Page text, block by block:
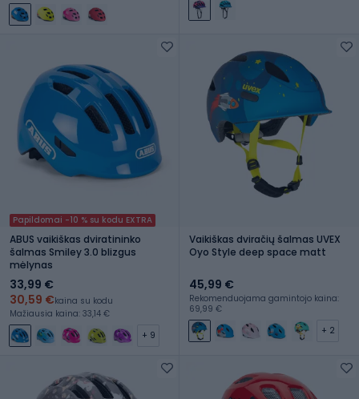
Papildomai -10 % su kodu EXTRA
ABUS vaikiškas dviratininko
šalmas Smiley 3.0 blizgus
mėlynas
33,99 €
30,59 €kaina su kodu
Mažiausia kaina: 33,14 €
+ 9
Vaikiškas dviračių šalmas UVEX
Oyo Style deep space matt
45,99 €
Rekomenduojama gamintojo kaina:
69,99 €
+ 2